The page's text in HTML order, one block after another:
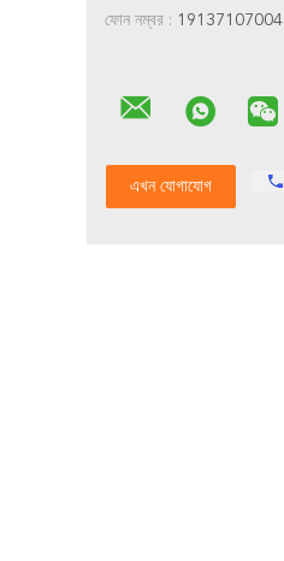
ফোন নম্বর : 19137107004